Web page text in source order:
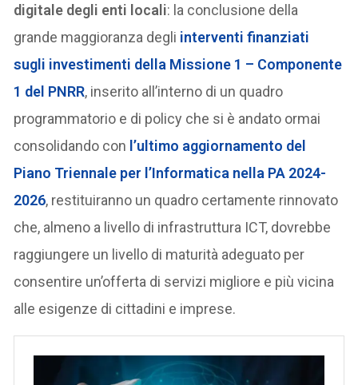
digitale degli enti locali: la conclusione della
grande maggioranza degli interventi finanziati
sugli investimenti della Missione 1 – Componente
1 del PNRR, inserito all’interno di un quadro
programmatorio e di policy che si è andato ormai
consolidando con l’ultimo aggiornamento del
Piano Triennale per l’Informatica nella PA 2024-
2026, restituiranno un quadro certamente rinnovato
che, almeno a livello di infrastruttura ICT, dovrebbe
raggiungere un livello di maturità adeguato per
consentire un’offerta di servizi migliore e più vicina
alle esigenze di cittadini e imprese.